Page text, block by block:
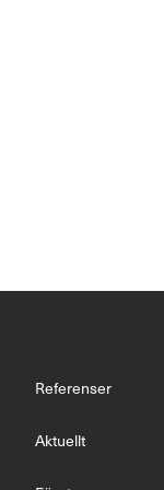
Referenser
Aktuellt